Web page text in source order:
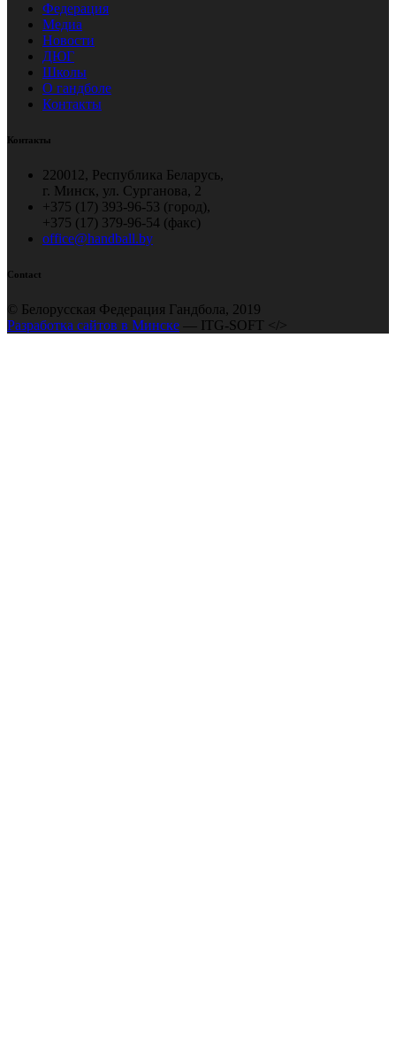
Федерация
Медиа
Новости
ДЮГ
Школы
О гандболе
Контакты
Контакты
220012, Республика Беларусь,
г. Минск, ул. Сурганова, 2
+375 (17) 393-96-53 (город),
+375 (17) 379-96-54 (факс)
office@handball.by
Contact
© Белорусская Федерация Гандбола, 2019
Разработка сайтов в Минске — ITG-SOFT </>